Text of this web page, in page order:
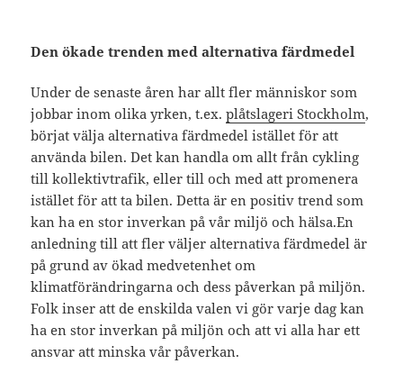
Den ökade trenden med alternativa färdmedel
Under de senaste åren har allt fler människor som
jobbar inom olika yrken, t.ex.plåtslageri Stockholm,
börjat välja alternativa färdmedel istället för att
använda bilen. Det kan handla om allt från cykling
till kollektivtrafik, eller till och med att promenera
istället för att ta bilen. Detta är en positiv trend som
kan ha en stor inverkan på vår miljö och hälsa.En
anledning till att fler väljer alternativa färdmedel är
på grund av ökad medvetenhet om
klimatförändringarna och dess påverkan på miljön.
Folk inser att de enskilda valen vi gör varje dag kan
ha en stor inverkan på miljön och att vi alla har ett
ansvar att minska vår påverkan.